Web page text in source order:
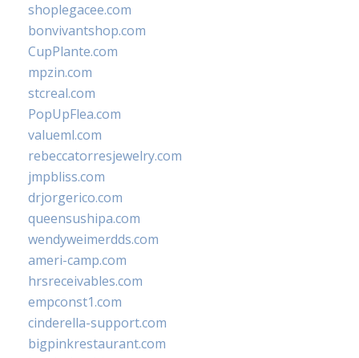
shoplegacee.com
bonvivantshop.com
CupPlante.com
mpzin.com
stcreal.com
PopUpFlea.com
valueml.com
rebeccatorresjewelry.com
jmpbliss.com
drjorgerico.com
queensushipa.com
wendyweimerdds.com
ameri-camp.com
hrsreceivables.com
empconst1.com
cinderella-support.com
bigpinkrestaurant.com